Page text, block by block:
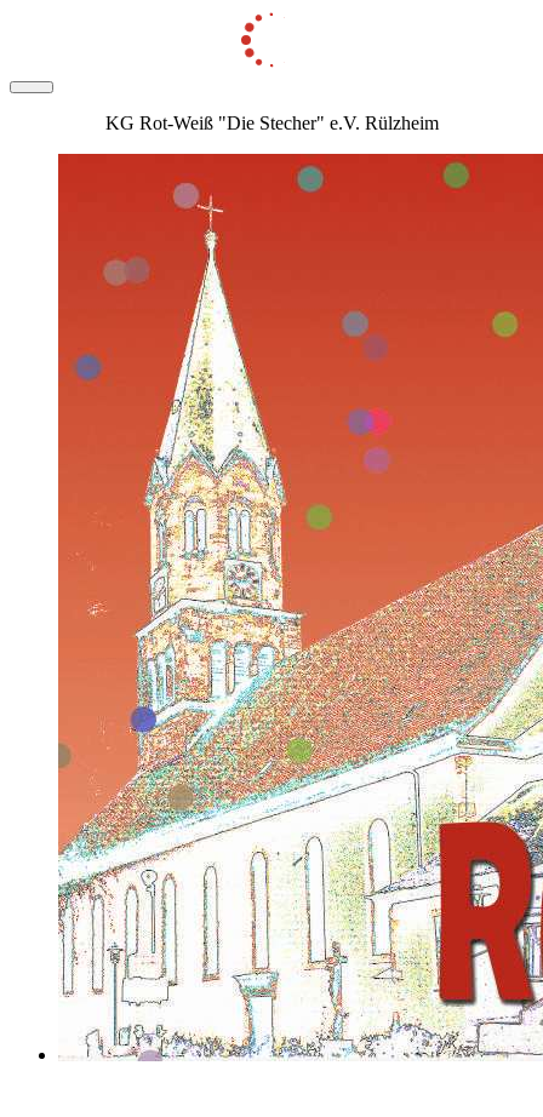
KG Rot-Weiß "Die Stecher" e.V. Rülzheim